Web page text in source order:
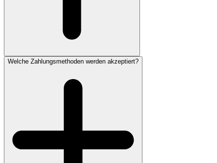
Welche Zahlungsmethoden werden akzeptiert?